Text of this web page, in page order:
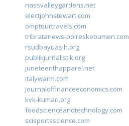
nassvalleygardens.net
electjohnstewart.com
omptourtravels.com
tribratanews-polreskebumen.com
rsudbayuasih.org
publikjurnalistik.org
juneteenthapparel.net
italywarm.com
journaloffinanceeconomics.com
kvk-kumari.org
foodscienceandtechnology.com
scisportsscience.com